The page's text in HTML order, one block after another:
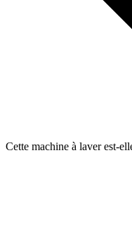
Cette machine à laver est-